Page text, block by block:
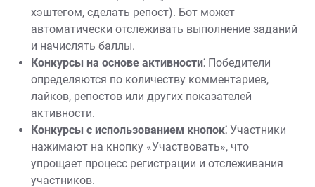
хэштегом, сделать репост). Бот может
автоматически отслеживать выполнение заданий
и начислять баллы.
Конкурсы на основе активности⁚ Победители
определяются по количеству комментариев,
лайков, репостов или других показателей
активности.
Конкурсы с использованием кнопок⁚ Участники
нажимают на кнопку «Участвовать», что
упрощает процесс регистрации и отслеживания
участников.